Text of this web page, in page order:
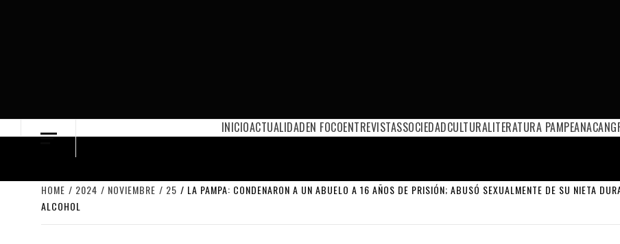
INICIOACTUALIDADEN FOCOENTREVISTASSOCIEDADCULTURALITERATURA PAMPEANA
HOME 2024 NOVIEMBRE 25
LA PAMPA: CONDENARON A UN ABUELO A 16 AÑOS DE PRISIÓN; ABUSÓ SEXUALMENTE DE SU NIETA
ALCOHOL